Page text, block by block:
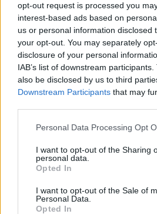
opt-out request is processed you
interest-based ads based on
us or personal information disclosed
your opt-out. You may separately
disclosure of your personal
IAB’s list of downstream
also be disclosed by us to third
Downstream Participants that may
Please note that this website/app
not limited to your visit or usage
grant or deny consent to Google and
use your data for below specified
consent section.
Personal Data Processing Opt
I want to opt-out of the Sharing
personal data.
Opted In
I want to opt-out of the Sale of
Personal Data.
Opted In